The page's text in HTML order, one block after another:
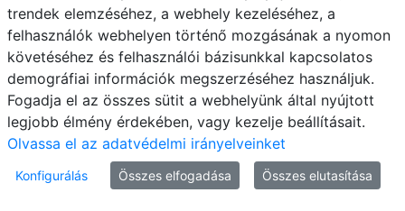
Adatvédelem
© MATE 2021
trendek elemzéséhez, a webhely kezeléséhez, a
felhasználók webhelyen történő mozgásának a nyomon
követéséhez és felhasználói bázisunkkal kapcsolatos
demográfiai információk megszerzéséhez használjuk.
Fogadja el az összes sütit a webhelyünk által nyújtott
legjobb élmény érdekében, vagy kezelje beállításait.
Olvassa el az adatvédelmi irányelveinket
Konfigurálás Összes elfogadása Összes elutasítása